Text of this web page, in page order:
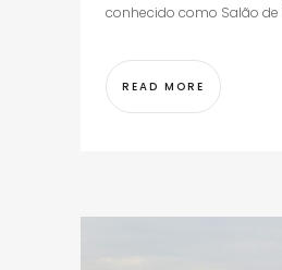
conhecido como Salão de
READ MORE